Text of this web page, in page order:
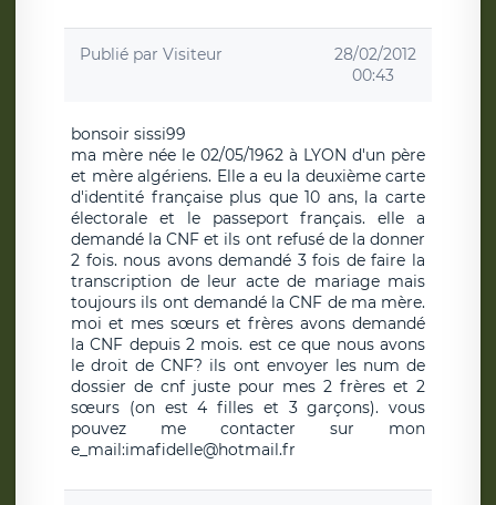
Publié par Visiteur
28/02/2012
00:43
bonsoir sissi99
ma mère née le 02/05/1962 à LYON d'un père
et mère algériens. Elle a eu la deuxième carte
d'identité française plus que 10 ans, la carte
électorale et le passeport français. elle a
demandé la CNF et ils ont refusé de la donner
2 fois. nous avons demandé 3 fois de faire la
transcription de leur acte de mariage mais
toujours ils ont demandé la CNF de ma mère.
moi et mes sœurs et frères avons demandé
la CNF depuis 2 mois. est ce que nous avons
le droit de CNF? ils ont envoyer les num de
dossier de cnf juste pour mes 2 frères et 2
sœurs (on est 4 filles et 3 garçons). vous
pouvez me contacter sur mon
e_mail:imafidelle@hotmail.fr